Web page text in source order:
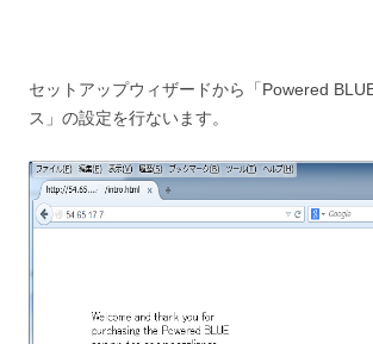
セットアップウィザードから「Powered
ス」の設定を行ないます。